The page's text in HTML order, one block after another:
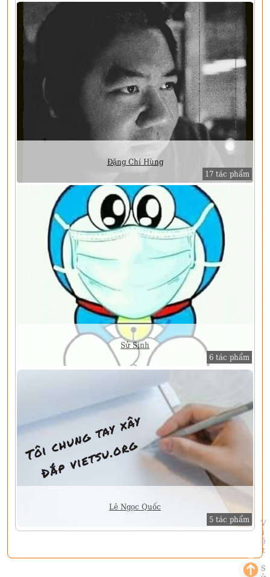
Đặng Chí Hùng
17 tác phẩm
Sử Sinh
6 tác phẩm
Lê Ngọc Quốc
5 tác phẩm
Việt Sử